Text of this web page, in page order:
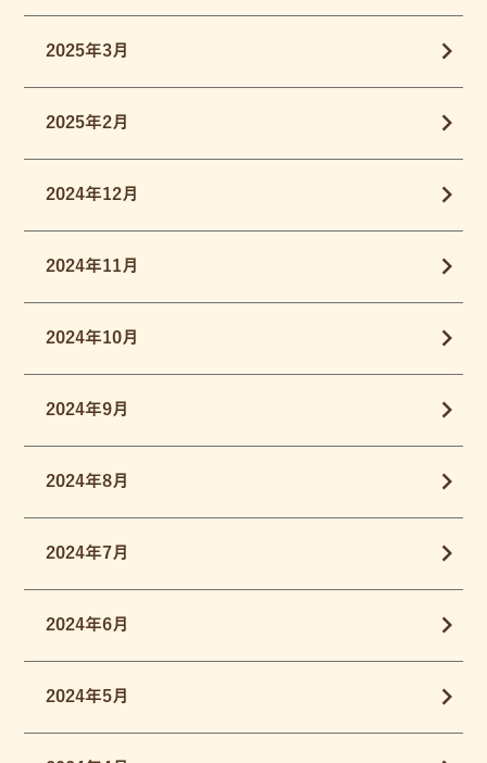
2025年3月
2025年2月
2024年12月
2024年11月
2024年10月
2024年9月
2024年8月
2024年7月
2024年6月
2024年5月